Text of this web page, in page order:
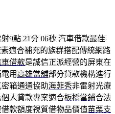
9點 21分 06秒 汽車借款最佳
適合補充的族群搭配傳統網路
借款是誠信正派經營的屏東在
用 高雄當舖部分貸款機構進行
箱通通協助海菲秀非雷射光療
人貸款專案適合板橋當鋪合法
款額度視質借物品價值苗栗支